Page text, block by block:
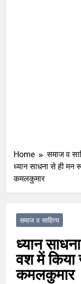
Home
समाज व
ध्यान साधना से ही मन
कमलकुमार
समाज व साहित्य
ध्यान
वश में किया
कमलकुमार